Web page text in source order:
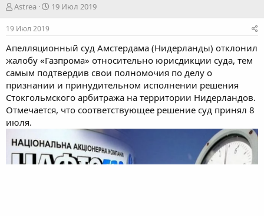
А
в
т
р
т
е
ы
Astrea
Д
а
н
а
ч
а
л
а
19 Июл 2019
19 Июл 2019
Апелляционный суд Амстердама (Нидерланды) отклонил
жалобу «Газпрома» относительно юрисдикции суда, тем
самым подтвердив свои полномочия по делу о
признании и принудительном исполнении решения
Стокгольмского арбитража на территории Нидерландов.
Отмечается, что соответствующее решение суд принял 8
июля.